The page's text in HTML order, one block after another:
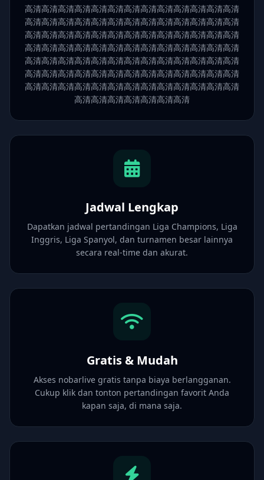
Jadwal Lengkap
Dapatkan jadwal pertandingan Liga Champions, Liga
Inggris, Liga Spanyol, dan turnamen besar lainnya
secara real-time dan akurat.
Gratis & Mudah
Akses nobarlive gratis tanpa biaya berlangganan.
Cukup klik dan tonton pertandingan favorit Anda
kapan saja, di mana saja.